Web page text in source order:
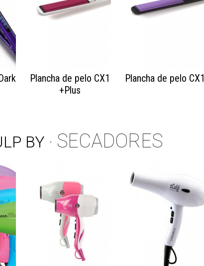
Plancha de pelo CX1
+Plus
Plancha de pelo CX1
BY · SECADORES